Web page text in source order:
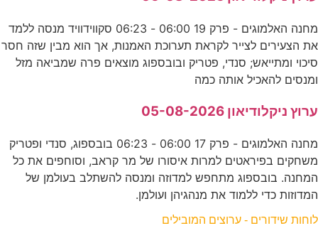
מחנה האלמוגים - פרק 19 06:00 - 06:23 סקווידוויד מנסה ללמד
את הצעירים לצייר לקראת תערוכת האמנות, אך הוא מבין שזה חסר
סיכוי ומתייאש; סנדי, פטריק ובובספוג מוצאים פרה שמביאה מזל
ומנסים להאכיל אותה כמה
ערוץ ניקלודיאון 05-08-2026
מחנה האלמוגים - פרק 17 06:00 - 06:23 בובספוג, סנדי ופטריק
משחקים בפיראטים למרות איסורו של מר קראב, וסוחפים את כל
המחנה. בובספוג מתחפש למדוזה ומנסה להשתלב בעולמן של
המדוזות כדי ללמוד את מנהגיהן ועולמן.
לוחות שידורים - ערוצים המובילים